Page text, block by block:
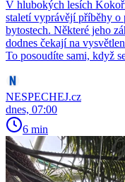
V hlubokých lesích
staletí vyprávějí příběhy o
bytostech. Některé jeho
dodnes čekají na
To posoudíte sami, když
NESPECHEJ.cz
dnes, 07:00
6 min